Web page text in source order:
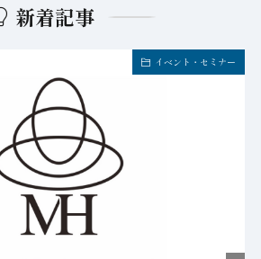
新着記事
イベント・セミナー